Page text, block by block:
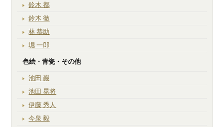
鈴木 都
鈴木 徹
林 恭助
堀 一郎
色絵・青瓷・その他
池田 巖
池田 晃将
伊藤 秀人
今泉 毅